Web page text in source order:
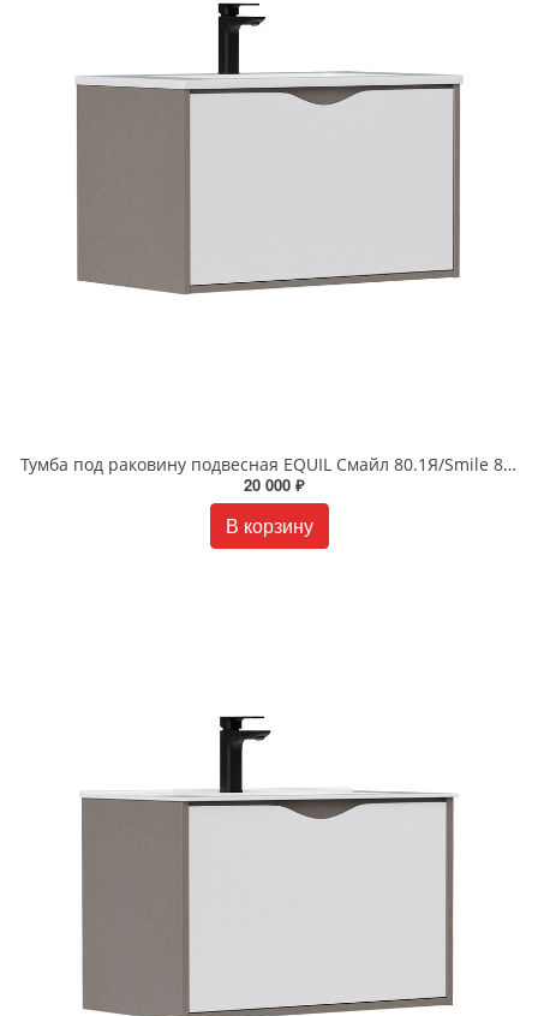
Тумба под раковину подвесная EQUIL Смайл 80.1Я/Smile 80.1Y tpSMILE80.1Y-04 белая/лен антрацит
20 000 ₽
В корзину